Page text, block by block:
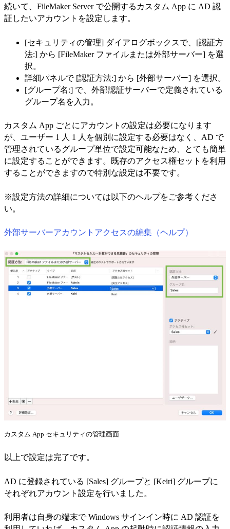
続いて、FileMaker Server で公開するカスタム App に AD 認
証したいアカウントを設定します。
[セキュリティの管理] ダイアログボックスで、[認証方
法:] から [FileMaker ファイルまたは外部サーバー] を選
択。
詳細パネルで [認証方法:] から [外部サーバー] を選択。
[グループ名:] で、外部認証サーバーで定義されている
グループ名を入力。
カスタム App ごとにアカウントの設定は必要になります
が、ユーザー 1 人 1 人を個別に設定する必要はなく、AD で
管理されているグループ単位で設定可能なため、とても簡単
に設定することができます。既存のアクセス権セットを利用
することができますので特別な設定は不要です。
※設定方法の詳細については以下のヘルプをご参考くださ
い。
外部サーバーアカウントアクセスの編集（ヘルプ）
カスタム App セキュリティの管理画面
以上で設定は完了です。
AD に登録されている [Sales] グループと [Keiri] グループに
それぞれアカウント設定を行いました。
利用者は自身の端末で Windows サインイン時に AD 認証を